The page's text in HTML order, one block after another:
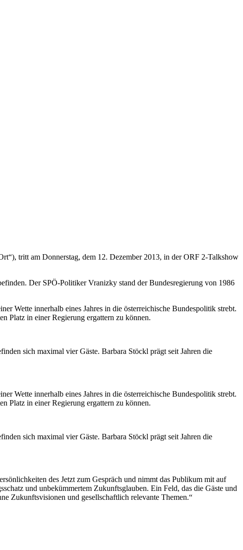
tritt am Donnerstag, dem 12. Dezember 2013, in der ORF 2-Talkshow
Der SPÖ-Politiker Vranizky stand der Bundesregierung von 1986
Wette innerhalb eines Jahres in die österreichische Bundespolitik strebt.
Platz in einer Regierung ergattern zu können.
sich maximal vier Gäste. Barbara Stöckl prägt seit Jahren die
Wette innerhalb eines Jahres in die österreichische Bundespolitik strebt.
Platz in einer Regierung ergattern zu können.
sich maximal vier Gäste. Barbara Stöckl prägt seit Jahren die
des Jetzt zum Gespräch und nimmt das Publikum mit auf
und unbekümmertem Zukunftsglauben. Ein Feld, das die Gäste und
Zukunftsvisionen und gesellschaftlich relevante Themen.“